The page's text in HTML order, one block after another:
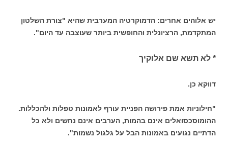
יש אלוהים אחרים: הדמוקרטיה המערבית שהיא "צורת השלטון
המתקדמת, הרציונלית והחופשית ביותר שעוצבה עד היום".
* לא תשא שם אלוקיך
דווקא כן.
"חילוניות אמת פירושה הפניית עורף לאמונות טפלות ולהכללות.
ההומוסכסואלים אינם בהמות, הערבים אינם נחשים ולא כל
הדתיים נגועים באמונות הבל על גלגול נשמות".